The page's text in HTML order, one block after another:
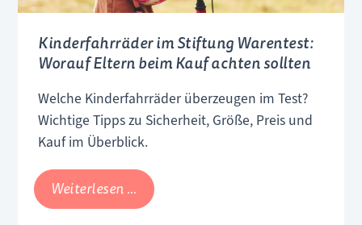
Kinderfahrräder im Stiftung Warentest:
Worauf Eltern beim Kauf achten sollten
Welche Kinderfahrräder überzeugen im Test?
Wichtige Tipps zu Sicherheit, Größe, Preis und
Kauf im Überblick.
Weiterlesen … Kinderfahrräder
im